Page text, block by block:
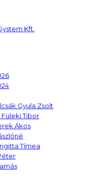
Kft.
Gyula Zsolt
Tibor
Ákos
Tímea